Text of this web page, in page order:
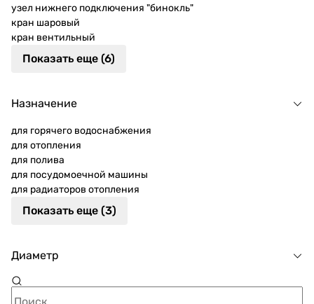
узел нижнего подключения "бинокль"
кран шаровый
кран вентильный
Показать еще (6)
Назначение
для горячего водоснабжения
для отопления
для полива
для посудомоечной машины
для радиаторов отопления
Показать еще (3)
Диаметр